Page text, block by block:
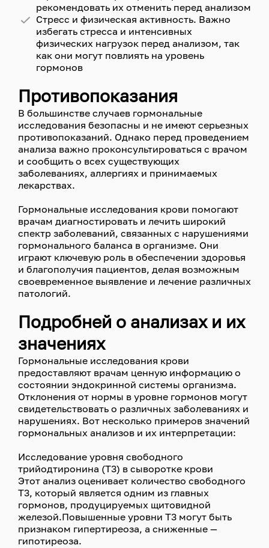
рекомендовать их отменить перед анализом
Стресс и физическая активность. Важно
избегать стресса и интенсивных
физических нагрузок перед анализом, так
как они могут повлиять на уровень
гормонов
Противопоказания
В большинстве случаев гормональные
исследования безопасны и не имеют серьезных
противопоказаний. Однако перед проведением
анализа важно проконсультироваться с врачом
и сообщить о всех существующих
заболеваниях, аллергиях и принимаемых
лекарствах.
Гормональные исследования крови помогают
врачам диагностировать и лечить широкий
спектр заболеваний, связанных с нарушениями
гормонального баланса в организме. Они
играют ключевую роль в обеспечении здоровья
и благополучия пациентов, делая возможным
своевременное выявление и лечение различных
патологий.
Подробней о анализах и их
значениях
Гормональные исследования крови
предоставляют врачам ценную информацию о
состоянии эндокринной системы организма.
Отклонения от нормы в уровне гормонов могут
свидетельствовать о различных заболеваниях и
нарушениях. Вот несколько примеров значений
гормональных анализов и их интерпретации:
Исследование уровня свободного
трийодтиронина (Т3) в сыворотке крови
Этот анализ оценивает количество свободного
Т3, который является одним из главных
гормонов, продуцируемых щитовидной
железой.Повышенные уровни Т3 могут быть
признаком гипертиреоза, а сниженные —
гипотиреоза.